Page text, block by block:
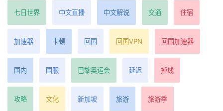
七日世界 中文直播 中文解说 交通 住宿
加速器 卡顿 回国 回国VPN 回国加速器
国内 国服 巴黎奥运会 延迟 掉线
攻略 文化 新加坡 旅游 旅游季